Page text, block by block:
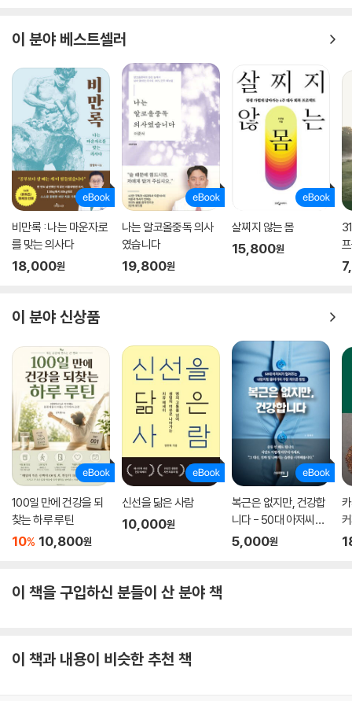
이 분야 베스트셀러
비만록 : 나는 마운자로
를 맞는 의사다
18,000원
나는 알코올중독 의사
였습니다
19,800원
살찌지 않는 몸
15,800원
이 분야 신상품
100일 만에 건강을 되
찾는 하루 루틴
10% 10,800원
신선을 닮은 사람
10,000원
복근은 없지만, 건강합
니다 - 50대 아저씨가
알려주는 내장지방 줄
5,000원
이 책을 구입하신 분들이 산 분야 책
이 책과 내용이 비슷한 추천 책